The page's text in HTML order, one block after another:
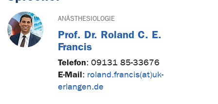
ANÄSTHESIOLOGIE
Prof. Dr. Roland C. E.
Francis
Telefon: 09131 85-33676
E-Mail: roland.francis(at)uk-
erlangen.de